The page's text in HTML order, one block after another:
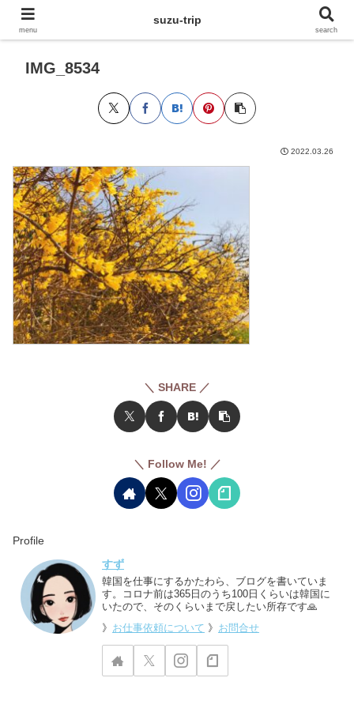
IMG_8534
2022.03.26
＼ SHARE ／
＼ Follow Me! ／
Profile
すず
韓国を仕事にするかたわら、ブログを書いていま
す。コロナ前は365日のうち100日くらいは韓国に
いたので、そのくらいまで戻したい所存です🙏
》 お仕事依頼について 》 お問合せ
menu
suzu-trip
search